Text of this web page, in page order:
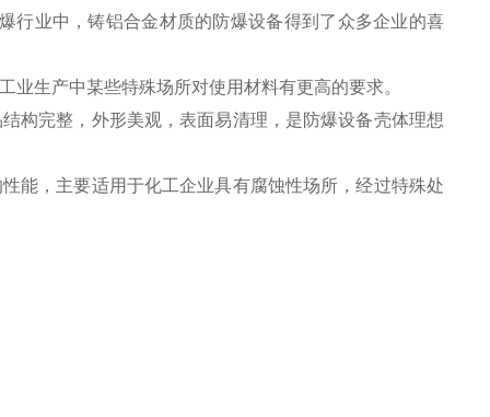
行业中，铸铝合金材质的防爆设备得到了众多企业的喜
生产中某些特殊场所对使用材料有更高的要求。
构完整，外形美观，表面易清理，是防爆设备壳体理想
能，主要适用于化工企业具有腐蚀性场所，经过特殊处